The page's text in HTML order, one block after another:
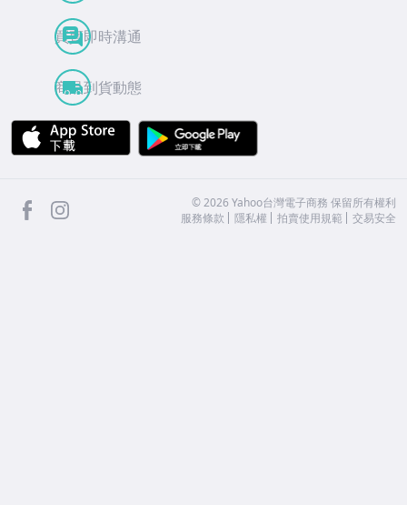
買賣即時溝通
商品到貨動態
APP Store
facebook ©2026 Yahoo台灣電子商務 保留所有權利
服務條款
隱私權 拍賣使用規範 交易安全